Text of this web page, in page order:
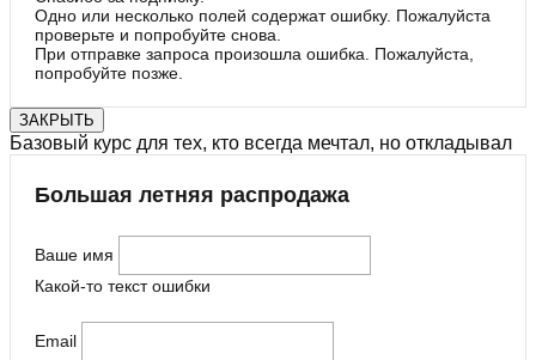
Одно или несколько полей содержат ошибку. Пожалуйста
проверьте и попробуйте снова.
При отправке запроса произошла ошибка. Пожалуйста,
попробуйте позже.
ЗАКРЫТЬ
Базовый курс для тех, кто всегда мечтал, но откладывал
Большая летняя распродажа
Ваше имя
Какой-то текст ошибки
Email